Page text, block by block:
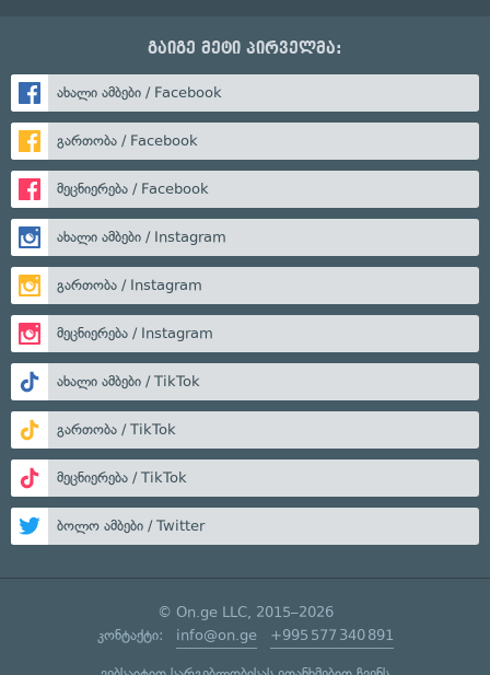
გაიგე მეტი პირველმა:
ახალი ამბები / Facebook
გართობა / Facebook
მეცნიერება / Facebook
ახალი ამბები / Instagram
გართობა / Instagram
მეცნიერება / Instagram
ახალი ამბები / TikTok
გართობა / TikTok
მეცნიერება / TikTok
ბოლო ამბები / Twitter
© On.ge LLC, 2015–2026
კონტაქტი: info@on.ge +995 577 340 891